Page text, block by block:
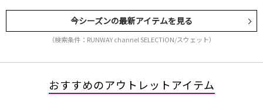
今シーズンの最新アイテムを見る
（検索条件：RUNWAY channel SELECTION/スウェット）
おすすめのアウトレットアイテム